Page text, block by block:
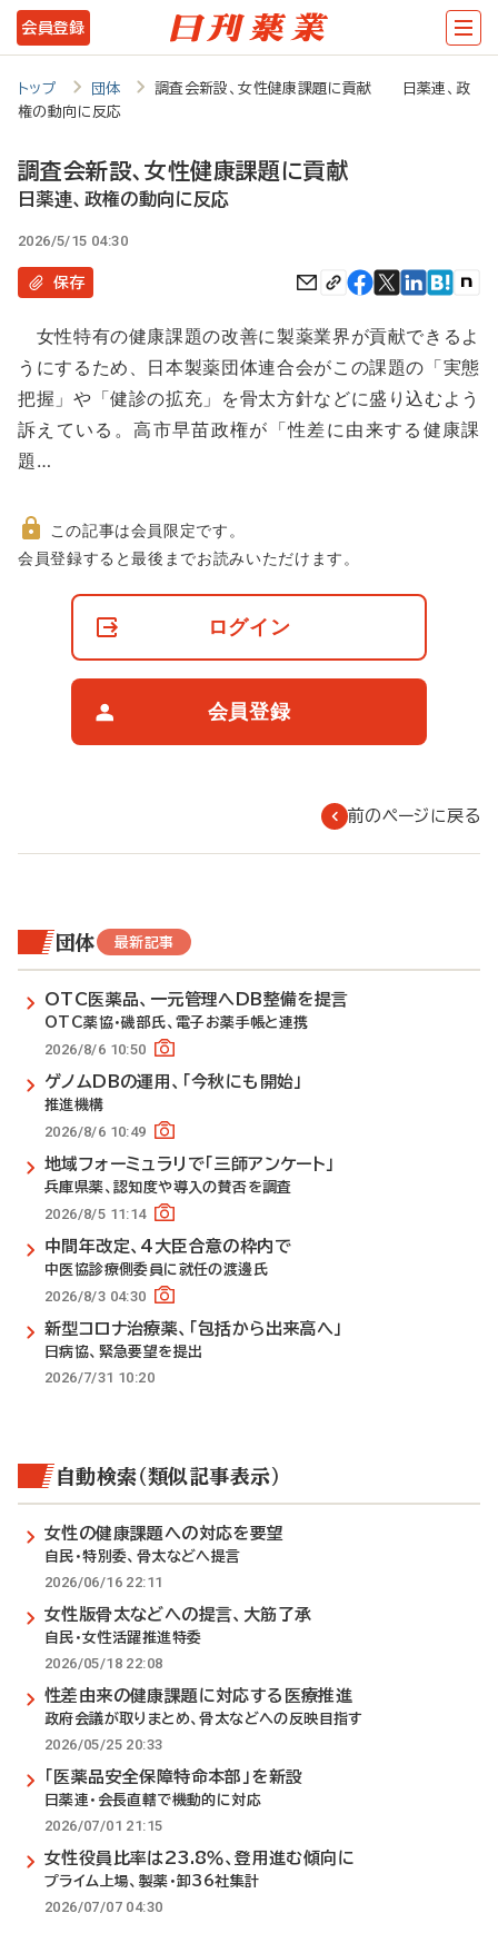
メ
イ
ン
ツ
に
会員登録
トップ 団体
調査会新設、女性健康課題に貢献 日薬連、政
権の動向に反応
調査会新設、女性健康課題に貢献
日薬連、政権の動向に反応
2026/5/15 04:30
保存
女性特有の健康課題の改善に製薬業界が貢献できるよ
うにするため、日本製薬団体連合会がこの課題の「実態
把握」や「健診の拡充」を骨太方針などに盛り込むよう
訴えている。高市早苗政権が「性差に由来する健康課
題…
非
この記事は会員限定です。
会員登録すると最後までお読みいただけます。
ログイン
会員登録
前のページに戻る
団体 最新記事
OTC医薬品、一元管理へDB整備を提言
OTC薬協・磯部氏、電子お薬手帳と連携
2026/8/6 10:50
ゲノムDBの運用、「今秋にも開始」
推進機構
2026/8/6 10:49
地域フォーミュラリで「三師アンケート」
兵庫県薬、認知度や導入の賛否を調査
2026/8/5 11:14
中間年改定、4大臣合意の枠内で
中医協診療側委員に就任の渡邊氏
2026/8/3 04:30
新型コロナ治療薬、「包括から出来高へ」
日病協、緊急要望を提出
2026/7/31 10:20
自動検索（類似記事表示）
女性の健康課題への対応を要望
自民・特別委、骨太などへ提言
2026/06/16 22:11
女性版骨太などへの提言、大筋了承
自民・女性活躍推進特委
2026/05/18 22:08
性差由来の健康課題に対応する医療推進
政府会議が取りまとめ、骨太などへの反映目指す
2026/05/25 20:33
「医薬品安全保障特命本部」を新設
日薬連・会長直轄で機動的に対応
2026/07/01 21:15
女性役員比率は23.8％、登用進む傾向に
プライム上場、製薬・卸36社集計
2026/07/07 04:30